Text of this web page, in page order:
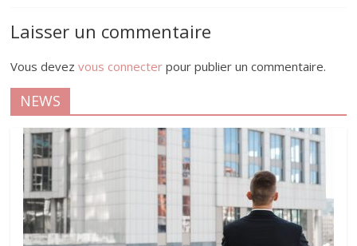
Laisser un commentaire
Vous devezvous connecter pour publier un commentaire.
NEWS